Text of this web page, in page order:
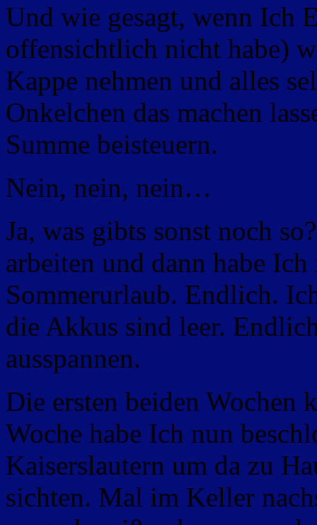
Und wie gesagt, wenn Ich
offensichtlich nicht habe)
Kappe nehmen und alles
Onkelchen das machen
Summe beisteuern.
Nein, nein, nein…
Ja, was gibts sonst noch
arbeiten und dann habe
Sommerurlaub. Endlich.
die Akkus sind leer.
ausspannen.
Die ersten beiden Wochen
Woche habe Ich nun
Kaiserslautern um da zu
sichten. Mal im Keller